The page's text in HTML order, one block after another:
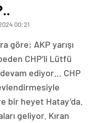
00:21
göre; AKP yarışı
CHP’li Lütfü
ediyor… CHP
bir heyet Hatay’da.
geliyor. Kıran